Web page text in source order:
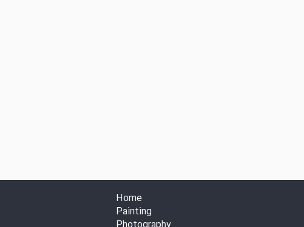
Home
Painting